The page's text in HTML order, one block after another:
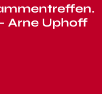
Arne Uphoff